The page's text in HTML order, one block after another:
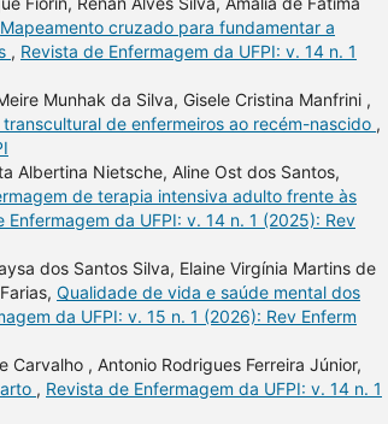
Mapeamento cruzado para fundamentar a
, Revista de Enfermagem da UFPI: v. 14 n. 1
Munhak da Silva, Gisele Cristina Manfrini ,
de enfermeiros ao recém-nascido ,
Albertina Nietsche, Aline Ost dos Santos,
de terapia intensiva adulto frente às
Enfermagem da UFPI: v. 14 n. 1 (2025): Rev
dos Santos Silva, Elaine Virgínia Martins de
Qualidade de vida e saúde mental dos
da UFPI: v. 15 n. 1 (2026): Rev Enferm
Carvalho , Antonio Rodrigues Ferreira Júnior,
, Revista de Enfermagem da UFPI: v. 14 n. 1